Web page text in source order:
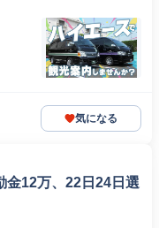
気になる
金12万、22日24日選